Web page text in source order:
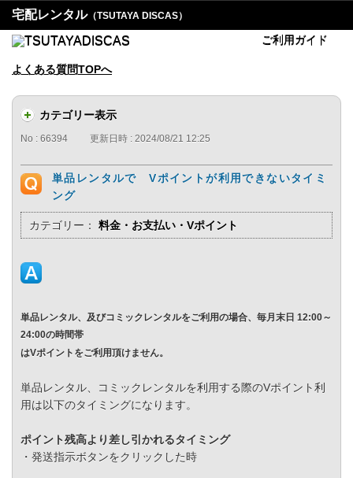
宅配レンタル（TSUTAYA DISCAS）
ご利用ガイド
よくある質問TOPへ
カテゴリー表示
No : 66394 更新日時 : 2024/08/21 12:25
単品レンタルで Vポイントが利用できないタイミ
ング
カテゴリー： 料金・お支払い・Vポイント
単品レンタル、及びコミックレンタルをご利用の場合、毎月末日 12:00～
24:00の時間帯
はVポイントをご利用頂けません。
単品レンタル、コミックレンタルを利用する際のVポイント利
用は以下のタイミングになります。
ポイント残高より差し引かれるタイミング
・発送指示ボタンをクリックした時